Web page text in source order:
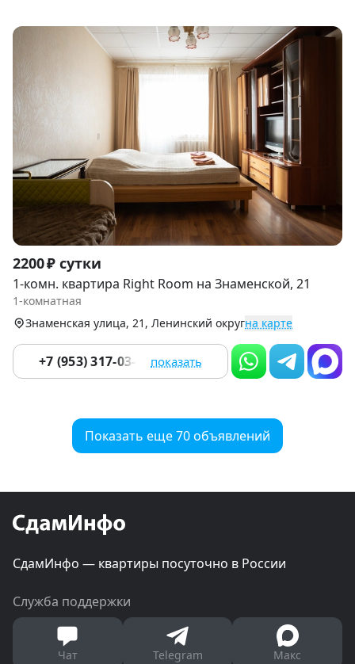
Item
1
of
2200 ₽ сутки
1-комн. квартира Right Room на Знаменской, 21
1-комнатная
Знаменская улица, 21, Ленинский округна карте
+7 (953) 317-03-22 показать
Показать еще 70 объявлений
СдамИнфо — квартиры посуточно в России
Служба поддержки
Чат Telegram Макс